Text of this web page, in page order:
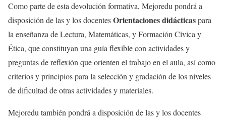
Como parte de esta devolución formativa, Mejoredu pondrá a
disposición de las y los docentesOrientaciones didácticaspara
la enseñanza de Lectura, Matemáticas, y Formación Cívica y
Ética, que constituyan una guía flexible con actividades y
preguntas de reflexión que orienten el trabajo en el aula, así como
criterios y principios para la selección y gradación de los niveles
de dificultad de otras actividades y materiales.
Mejoredu también pondrá a disposición de las y los docentes